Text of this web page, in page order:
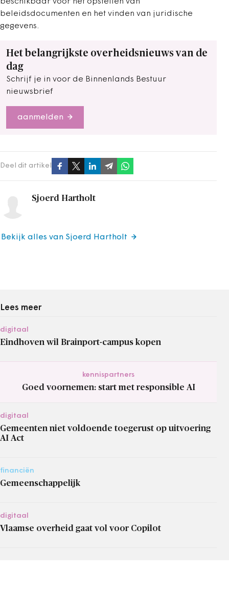
beleidsdocumenten en het vinden van juridische
gegevens.
Het belangrijkste overheidsnieuws van de
dag
Schrijf je in voor de Binnenlands Bestuur
nieuwsbrief
aanmelden
Deel dit artikel
Sjoerd Hartholt
Bekijk alles van Sjoerd Hartholt
Lees meer
digitaal
Eindhoven wil Brainport-campus kopen
kennispartners
Goed voornemen: start met responsible AI
digitaal
Gemeenten niet voldoende toegerust op uitvoering
AI Act
financiën
Gemeenschappelijk
digitaal
Vlaamse overheid gaat vol voor Copilot